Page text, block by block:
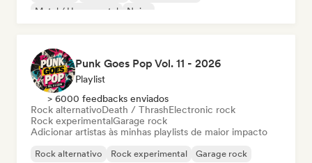
Metal / Heavy metal
Noise
Punk Goes Pop Vol. 11 - 2026
Playlist
> 6000 feedbacks enviados
Rock alternativoDeath / ThrashElectronic rock
Rock experimentalGarage rock
Adicionar artistas às minhas playlists de maior impacto
Rock alternativo Rock experimental
Garage rock